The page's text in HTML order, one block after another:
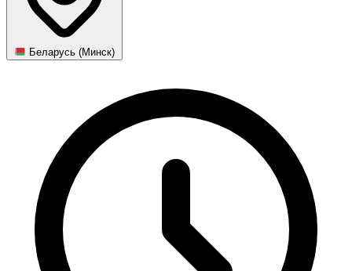
Беларусь (Минск)